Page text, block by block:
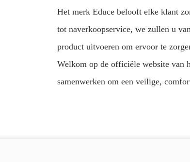
Het merk Educe belooft elke klant
tot naverkoopservice, we zullen u
product uitvoeren om ervoor te
Welkom op de officiële website van
samenwerken om een veilige,